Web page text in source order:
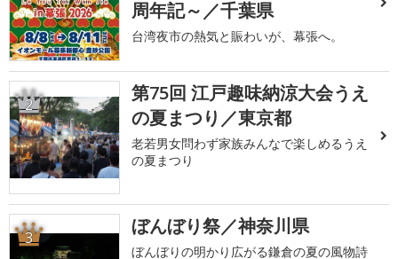
周年記～／千葉県
台湾夜市の熱気と賑わいが、幕張へ。
2
第75回 江戸趣味納涼大会うえ
の夏まつり／東京都
老若男女問わず家族みんなで楽しめるうえ
の夏まつり
3 ぼんぼり祭／神奈川県
ぼんぼりの明かり広がる鎌倉の夏の風物詩